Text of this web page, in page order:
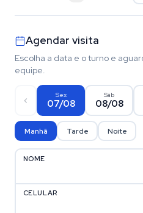
Agendar visita
Escolha a data e o turno e
equipe.
Sex
07/08
Sáb
08/08
Manhã Tarde Noite
NOME
CELULAR